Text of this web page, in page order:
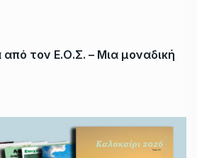
από τον Ε.Ο.Σ. – Μια μοναδική